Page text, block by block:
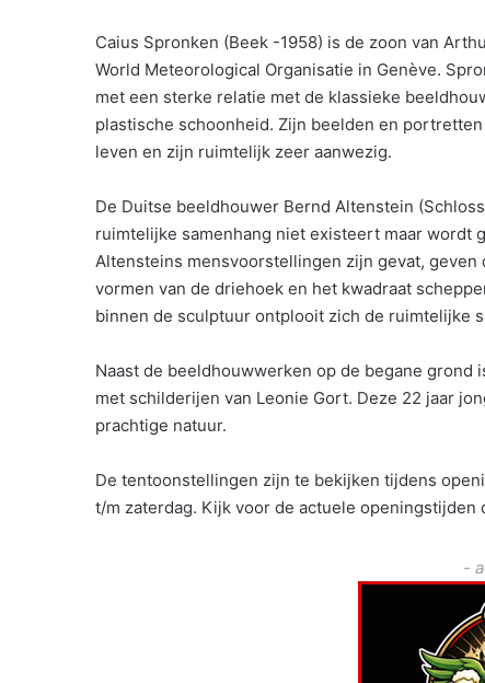
Caius Spronken (Beek -1958) is de zoon van
World Meteorological Organisatie in Genève.
met een sterke relatie met de klassieke
plastische schoonheid. Zijn beelden en
leven en zijn ruimtelijk zeer aanwezig.
De Duitse beeldhouwer Bernd Altenstein
ruimtelijke samenhang niet existeert maar wordt
Altensteins mensvoorstellingen zijn gevat,
vormen van de driehoek en het kwadraat
binnen de sculptuur ontplooit zich de ruimtelijke
Naast de beeldhouwwerken op de begane
met schilderijen van Leonie Gort. Deze 22 jaar
prachtige natuur.
De tentoonstellingen zijn te bekijken tijdens
t/m zaterdag. Kijk voor de actuele openingstijden
-